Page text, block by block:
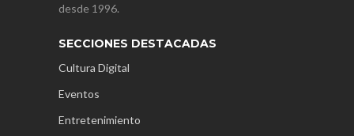
desde 1996.
SECCIONES DESTACADAS
Cultura Digital
Eventos
Entretenimiento